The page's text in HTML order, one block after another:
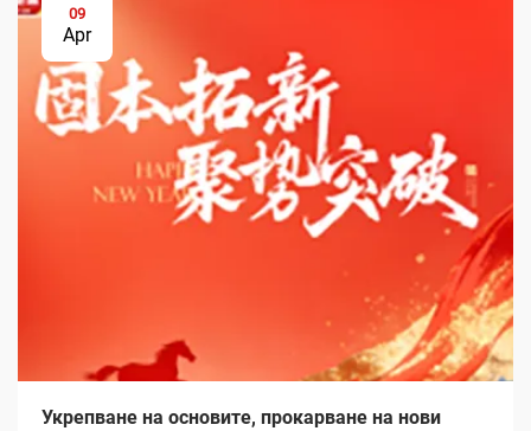
09
Apr
Укрепване на основите, прокарване на нови